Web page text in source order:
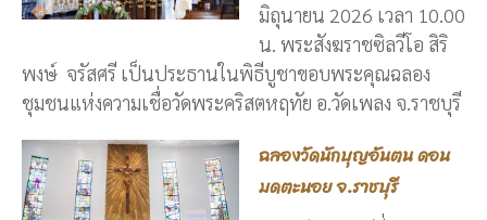
มิถุนายน 2026 เวลา 10.00
น. พระสังฆราชซิลวีโอ สิริ
พงษ์ จรัสศรี เป็นประธานในพิธีบูชาขอบพระคุณฉลอง
ชุมชนแห่งความเชื่อวัดพระคริสตหฤทัย อ.วัดเพลง จ.ราชบุรี
ฉลองวัดนักบุญอันตน ดอน
มดตะนอย จ.ราชบุรี